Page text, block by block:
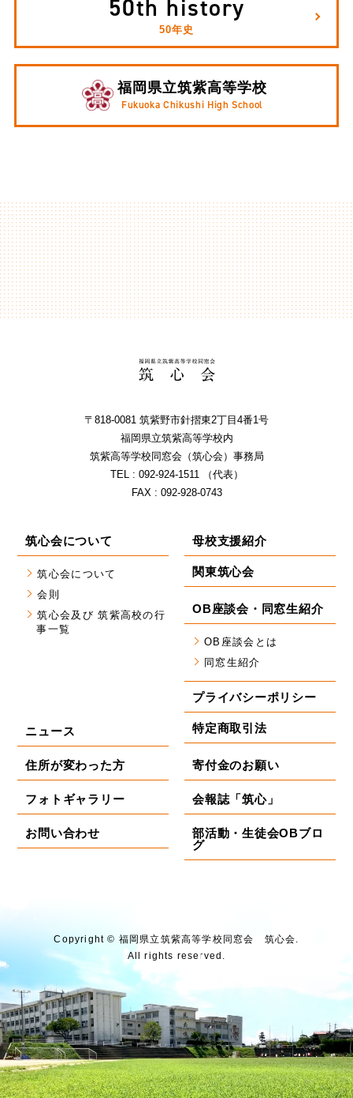
50th history
50年史
福岡県立筑紫高等学校
Fukuoka Chikushi High School
〒818-0081 筑紫野市針摺東2丁⽬4番1号
福岡県⽴筑紫⾼等学校内
筑紫⾼等学校同窓会（筑⼼会）事務局
TEL : 092-924-1511 （代表）
FAX : 092-928-0743
筑心会について
筑心会について
会則
筑心会及び 筑紫高校の行
事一覧
母校支援紹介
関東筑心会
OB座談会・同窓生紹介
OB座談会とは
同窓生紹介
プライバシーポリシー
特定商取引法
ニュース
住所が変わった方
フォトギャラリー
お問い合わせ
寄付金のお願い
会報誌「筑心」
部活動・生徒会OBブロ
グ
Copyright © 福岡県⽴筑紫⾼等学校同窓会 筑⼼会.
All rights reserved.